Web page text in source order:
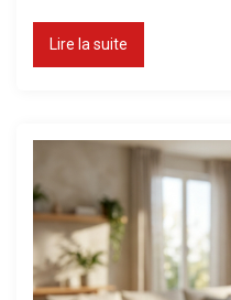
Lire la suite